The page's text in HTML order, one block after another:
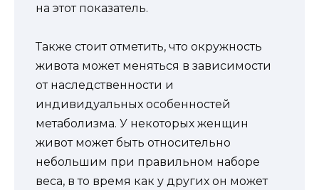
на этот показатель.
Также стоит отметить, что окружность
живота может меняться в зависимости
от наследственности и
индивидуальных особенностей
метаболизма. У некоторых женщин
живот может быть относительно
небольшим при правильном наборе
веса, в то время как у других он может